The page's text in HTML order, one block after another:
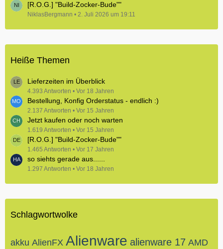
[R.O.G.] "Build-Zocker-Bude""
NiklasBergmann 2. Juli 2026 um 19:11
Heiße Themen
Lieferzeiten im Überblick
4.393 Antworten Vor 18 Jahren
Bestellung, Konfig Orderstatus - endlich :)
2.137 Antworten Vor 15 Jahren
Jetzt kaufen oder noch warten
1.619 Antworten Vor 15 Jahren
[R.O.G.] "Build-Zocker-Bude""
1.465 Antworten Vor 17 Jahren
so siehts gerade aus......
1.297 Antworten Vor 18 Jahren
Schlagwortwolke
akku AlienFX Alienware alienware 17 AMD